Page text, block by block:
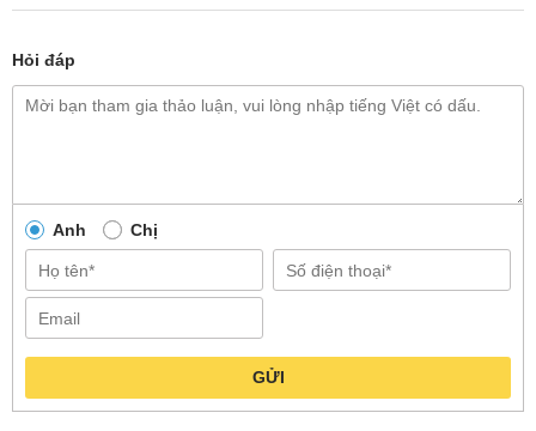
Hỏi đáp
Anh Chị
GỬI